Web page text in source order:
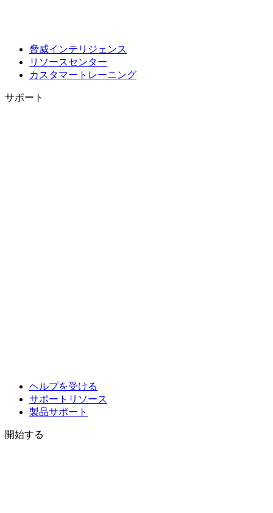
脅威インテリジェンス
リソースセンター
カスタマートレーニング
サポート
ヘルプを受ける
サポートリソース
製品サポート
開始する